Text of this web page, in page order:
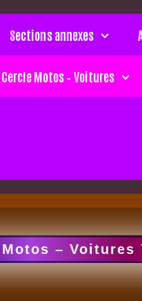
Sections annexes
Cercle Motos – Voitures
– Voitures